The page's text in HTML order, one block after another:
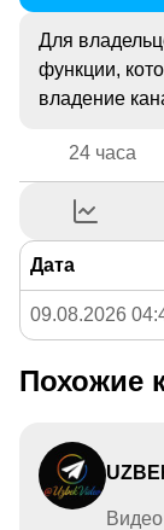
Для
функции,
владение
24 часа
Дата
09.08.2026
Похожие